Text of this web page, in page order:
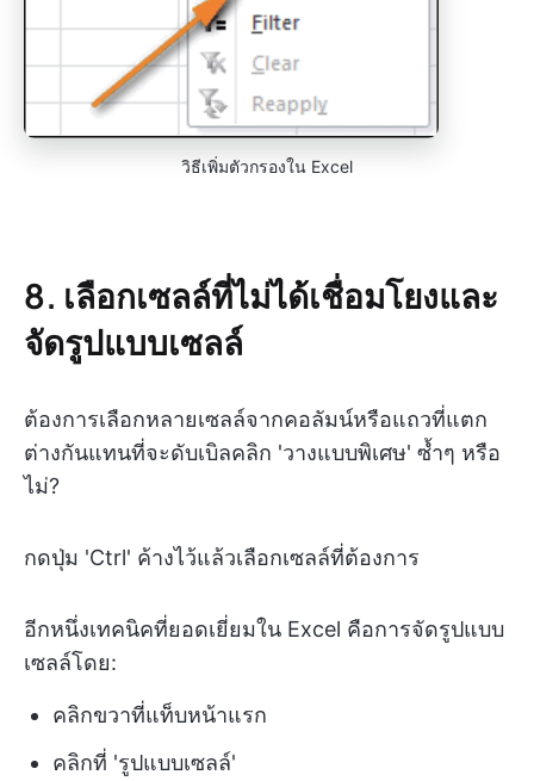
วิธีเพิ่มตัวกรองใน Excel
8. เลือกเซลล์ที่ไม่ได้เชื่อมโยงและ
จัดรูปแบบเซลล์
ต้องการเลือกหลายเซลล์จากคอลัมน์หรือแถวที่แตก
ต่างกันแทนที่จะดับเบิลคลิก 'วางแบบพิเศษ' ซ้ำๆ หรือ
ไม่?
กดปุ่ม 'Ctrl' ค้างไว้แล้วเลือกเซลล์ที่ต้องการ
อีกหนึ่งเทคนิคที่ยอดเยี่ยมใน Excel คือการจัดรูปแบบ
เซลล์โดย:
คลิกขวาที่แท็บหน้าแรก
คลิกที่ 'รูปแบบเซลล์'